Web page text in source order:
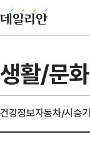
생활/문화
건강정보자동차/시승